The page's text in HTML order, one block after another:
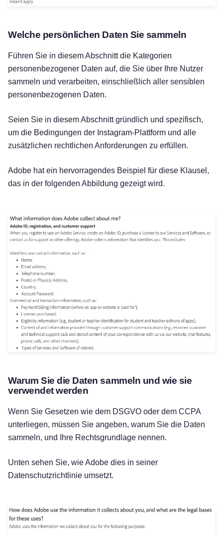
Welche persönlichen Daten Sie sammeln
Führen Sie in diesem Abschnitt die Kategorien
personenbezogener Daten auf, die Sie über Ihre Nutzer
sammeln und verarbeiten, einschließlich aller sensiblen
personenbezogenen Daten.
Seien Sie in diesem Abschnitt gründlich und spezifisch,
um die Bedingungen der Instagram-Plattform und alle
zusätzlichen rechtlichen Anforderungen zu erfüllen.
Adobe hat ein hervorragendes Beispiel für diese Klausel,
das in der folgenden Abbildung gezeigt wird.
Warum Sie die Daten sammeln und wie sie
verwendet werden
Wenn Sie Gesetzen wie dem DSGVO oder dem CCPA
unterliegen, müssen Sie angeben, warum Sie die Daten
sammeln, und Ihre Rechtsgrundlage nennen.
Unten sehen Sie, wie Adobe dies in seiner
Datenschutzrichtlinie umsetzt.